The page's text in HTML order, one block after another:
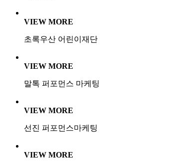
VIEW MORE
초록우산 어린이재단
VIEW MORE
말톡 퍼포먼스 마케팅
VIEW MORE
선진 퍼포먼스마케팅
VIEW MORE